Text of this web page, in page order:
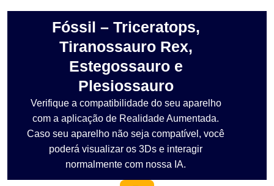
Fóssil – Triceratops,
Tiranossauro Rex,
Estegossauro e
Plesiossauro
Verifique a compatibilidade do seu aparelho
com a aplicação de Realidade Aumentada.
Caso seu aparelho não seja compatível, você
poderá visualizar os 3Ds e interagir
normalmente com nossa IA.